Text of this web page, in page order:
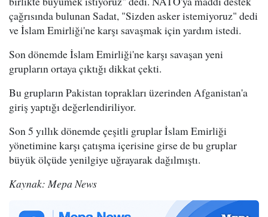
çağrısında bulunan Sadat, "Sizden asker istemiyoruz" dedi
ve İslam Emirliği'ne karşı savaşmak için yardım istedi.
Son dönemde İslam Emirliği'ne karşı savaşan yeni
grupların ortaya çıktığı dikkat çekti.
Bu grupların Pakistan toprakları üzerinden Afganistan'a
giriş yaptığı değerlendiriliyor.
Son 5 yıllık dönemde çeşitli gruplar İslam Emirliği
yönetimine karşı çatışma içerisine girse de bu gruplar
büyük ölçüde yenilgiye uğrayarak dağılmıştı.
Kaynak: Mepa News